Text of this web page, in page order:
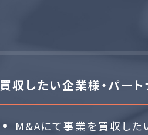
買収したい企業様・パー
M&Aにて事業を買収した